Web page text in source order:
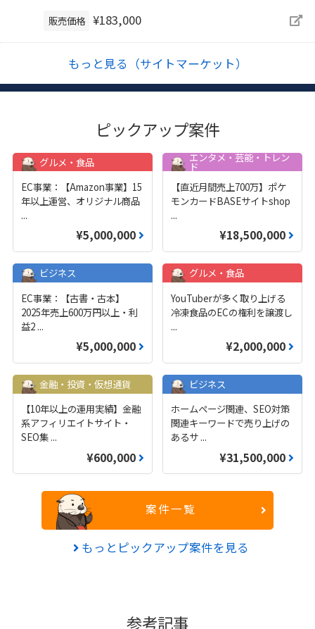
販売価格 ¥183,000
もっと見る（サイトマーケット）
ピックアップ案件
グルメ・食品
EC事業：【Amazon事業】15
年以上運営、オリジナル商品
...
¥5,000,000
エンタメ・芸能・トレン
ド
【直近月間売上700万】ポケ
モンカードBASEサイトshop
...
¥18,500,000
ビジネス
EC事業：【古書・古本】
2025年売上600万円以上・利
益2 ...
¥5,000,000
グルメ・食品
YouTuberが多く取り上げる
冷凍食品のECの権利を譲渡し
...
¥2,000,000
金融・投資・仮想通貨
【10年以上の運用実績】金融
系アフィリエイトサイト・
SEO集 ...
¥600,000
ビジネス
ホームページ関連、SEO対策
関連キーワードで売り上げの
あるサ ...
¥31,500,000
案件一覧
もっとピックアップ案件を見る
参考記事